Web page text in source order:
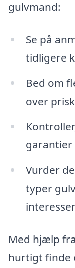
gulvmand:
Se på
tidligere
Bed om
over
garantier
Vurder
typer
Med hjælp
hurtigt finde